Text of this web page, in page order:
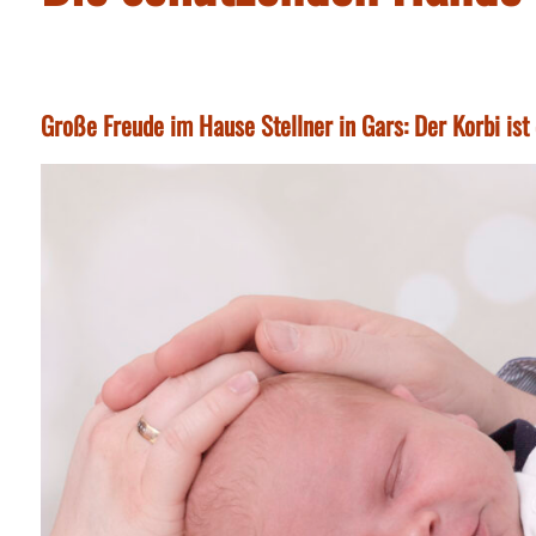
Große Freude im Hause Stellner in Gars: Der Korbi ist